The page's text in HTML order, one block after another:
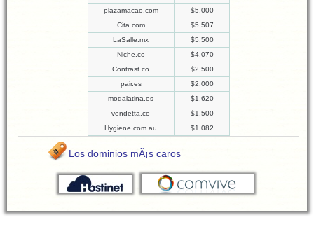
plazamacao.com
$5,000
Cita.com
$5,507
LaSalle.mx
$5,500
Niche.co
$4,070
Contrast.co
$2,500
pair.es
$2,000
modalatina.es
$1,620
vendetta.co
$1,500
Hygiene.com.au
$1,082
Los dominios mÃ¡s caros